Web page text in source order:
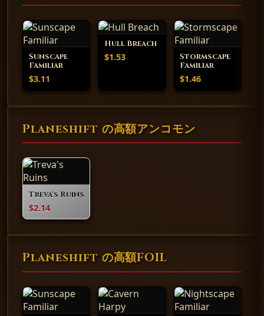
Sunscape
Familiar
$3.11
Hull Breach
$1.53
Stormscape
Familiar
$1.46
Planeshift の高額アンコモン
Treva's Ruins
$2.14
Planeshift の高額FOIL